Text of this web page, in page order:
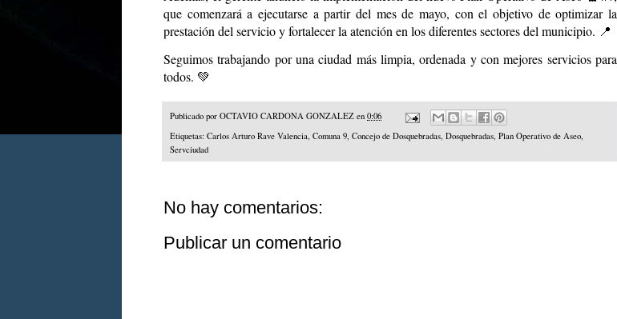
que comenzará a ejecutarse a partir del mes de mayo, con el objetivo de optimizar la
prestación del servicio y fortalecer la atención en los diferentes sectores del municipio. 📍
Seguimos trabajando por una ciudad más limpia, ordenada y con mejores servicios para
todos. 💚
Publicado por OCTAVIO CARDONA GONZALEZ en 0:06
Etiquetas: Carlos Arturo Rave Valencia, Comuna 9, Concejo de Dosquebradas, Dosquebradas, Plan Operativo de Aseo,
Servciudad
No hay comentarios:
Publicar un comentario